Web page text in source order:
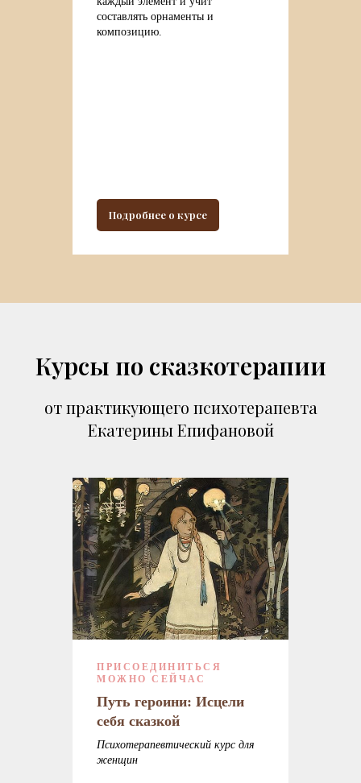
составлять орнаменты и
композицию.
Подробнее о курсе
Курсы по сказкотерапии
от практикующего психотерапевта
Екатерины Епифановой
ПРИСОЕДИНИТЬСЯ
МОЖНО СЕЙЧАС
Путь героини: Исцели
себя сказкой
Психотерапевтический курс для
женщин